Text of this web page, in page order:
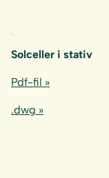
Solceller i stativ
Pdf-fil »
.dwg »